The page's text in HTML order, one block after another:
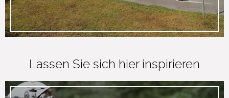
Lassen Sie sich hier inspirieren